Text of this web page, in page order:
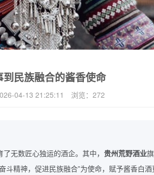
民族融合的酱香使命
04-13 21:25:11 浏览： 272
无数匠心独运的酒企。其中， 贵州荒野酒业
斗精神，促进民族融合”为使命，赋予酱香白酒